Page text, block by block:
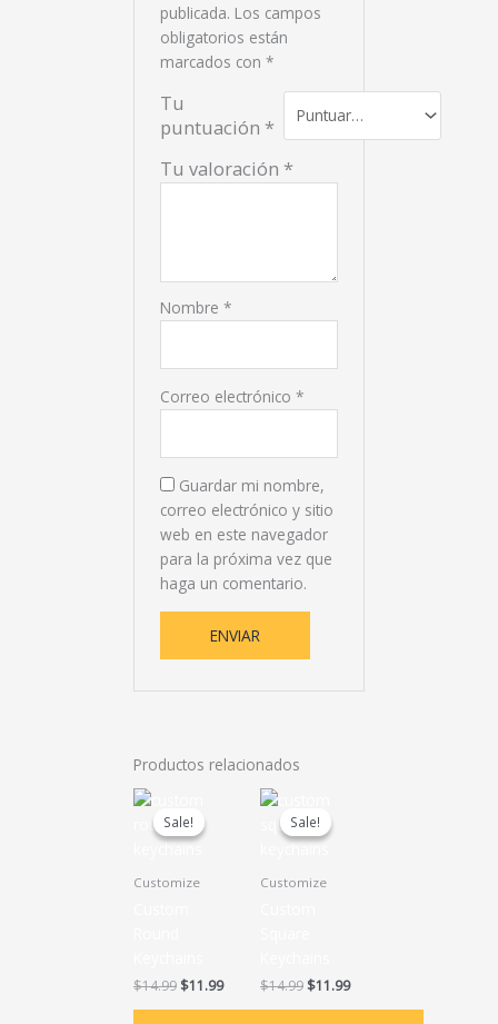
publicada. Los campos
obligatorios están
marcados con *
Tu
puntuación *
Tu valoración *
Nombre *
Correo electrónico *
Guardar mi nombre,
correo electrónico y sitio
web en este navegador
para la próxima vez que
haga un comentario.
Productos relacionados
Sale!
Sale!
Customize
$14.99
price
was:
$14.99.
$11.99
Current
Sale!
Sale!
Customize
$14.99
price
was:
$14.99.
$11.99